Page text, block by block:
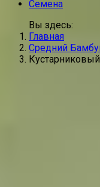
Семена
Вы здесь:
Главная
Средний